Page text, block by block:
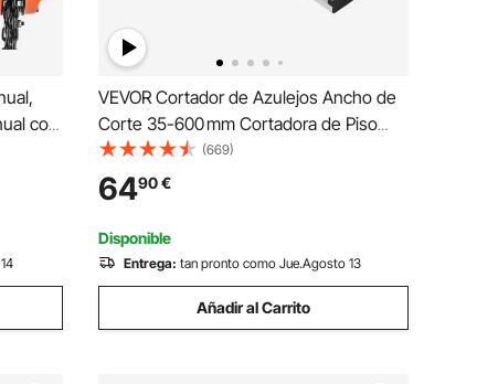
con
Color
VEVOR Cortador de Azulejos Ancho de
Corte 35-600 mm Cortadora de Piso
Laminado Espesor de Corte 6-15 mm
Cortador Manual de Azulejos de
Aluminio Corte Preciso y Suave para
Piedra, Baldosas Ordinarias
(669)
6490€
Disponible
Entrega: tan pronto como Jue.Agosto 13
Añadir al Carrito